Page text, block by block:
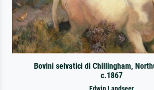
Bovini selvatici di Chillingham,
c.1867